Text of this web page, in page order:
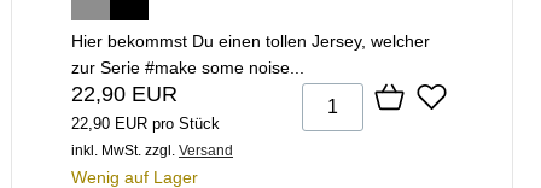
Hier bekommst Du einen tollen Jersey, welcher
zur Serie #make some noise...
22,90 EUR
22,90 EUR pro Stück
inkl. MwSt. zzgl. Versand
Wenig auf Lager